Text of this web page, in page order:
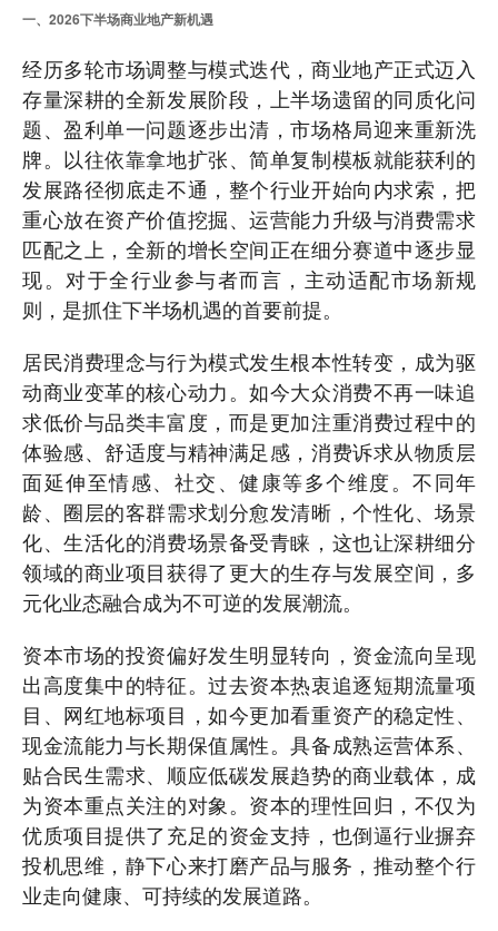
一、2026下半场商业地产新机遇
经历多轮市场调整与模式迭代，商业地产正式迈入
存量深耕的全新发展阶段，上半场遗留的同质化问
题、盈利单一问题逐步出清，市场格局迎来重新洗
牌。以往依靠拿地扩张、简单复制模板就能获利的
发展路径彻底走不通，整个行业开始向内求索，把
重心放在资产价值挖掘、运营能力升级与消费需求
匹配之上，全新的增长空间正在细分赛道中逐步显
现。对于全行业参与者而言，主动适配市场新规
则，是抓住下半场机遇的首要前提。
居民消费理念与行为模式发生根本性转变，成为驱
动商业变革的核心动力。如今大众消费不再一味追
求低价与品类丰富度，而是更加注重消费过程中的
体验感、舒适度与精神满足感，消费诉求从物质层
面延伸至情感、社交、健康等多个维度。不同年
龄、圈层的客群需求划分愈发清晰，个性化、场景
化、生活化的消费场景备受青睐，这也让深耕细分
领域的商业项目获得了更大的生存与发展空间，多
元化业态融合成为不可逆的发展潮流。
资本市场的投资偏好发生明显转向，资金流向呈现
出高度集中的特征。过去资本热衷追逐短期流量项
目、网红地标项目，如今更加看重资产的稳定性、
现金流能力与长期保值属性。具备成熟运营体系、
贴合民生需求、顺应低碳发展趋势的商业载体，成
为资本重点关注的对象。资本的理性回归，不仅为
优质项目提供了充足的资金支持，也倒逼行业摒弃
投机思维，静下心来打磨产品与服务，推动整个行
业走向健康、可持续的发展道路。